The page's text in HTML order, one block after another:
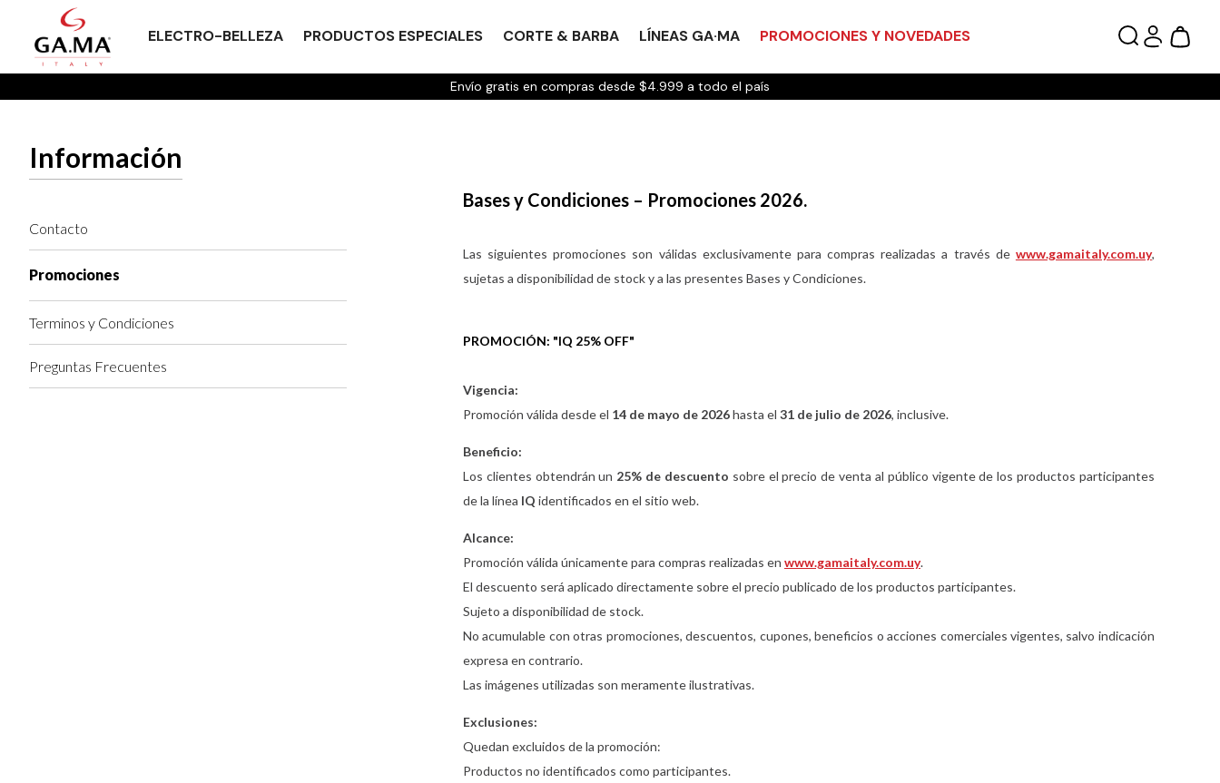
ELECTRO-BELLEZA PRODUCTOS ESPECIALES CORTE & BARBA LÍNEAS GA·MA PROMOCIONES Y NOVEDADES
Envío gratis en compras desde $4.999 a todo el país
Información
Contacto
Promociones
Terminos y Condiciones
Preguntas Frecuentes
Bases y Condiciones – Promociones 2026.
Las siguientes promociones son válidas exclusivamente para compras realizadas a través de www.gamaitaly.com.uy,
sujetas a disponibilidad de stock y a las presentes Bases y Condiciones.
PROMOCIÓN: "IQ 25% OFF"
Vigencia:
Promoción válida desde el 14 de mayo de 2026hasta el 31 de julio de 2026, inclusive.
Beneficio:
Los clientes obtendrán un 25% de descuento sobre el precio de venta al público vigente de los productos participantes
de la línea IQ identificados en el sitio web.
Alcance:
Promoción válida únicamente para compras realizadas en www.gamaitaly.com.uy.
El descuento será aplicado directamente sobre el precio publicado de los productos participantes.
Sujeto a disponibilidad de stock.
No acumulable con otras promociones, descuentos, cupones, beneficios o acciones comerciales vigentes, salvo indicación
expresa en contrario.
Las imágenes utilizadas son meramente ilustrativas.
Exclusiones:
Quedan excluidos de la promoción:
Productos no identificados como participantes.